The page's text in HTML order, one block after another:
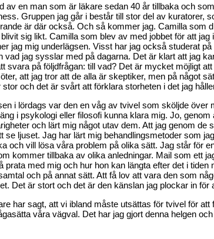
av en man som är läkare sedan 40 år tillbaka och
Gruppen jag går i består till stor del av kuratorer,
är där också. Och så kommer jag. Camilla som
sig likt. Camilla som blev av med jobbet för att
jag mig underlägsen. Visst har jag också studerat
vad jag sysslar med på dagarna. Det är klart att jag
svara på följdfrågan: till vad? Det är mycket möjligt
att jag tror att de alla är skeptiker, men på något
stor och det är svårt att förklara storheten i det jag
i lördags var den en våg av tvivel som sköljde över
i psykologi eller filosofi kunna klara mig. Jo,
och lärt mig något utav dem. Att jag genom de
se ljuset. Jag har lärt mig behandlingsmetoder som
och vill lösa våra problem på olika sätt. Jag står för
kommer tillbaka av olika anledningar. Mail som ett
prata med mig och hur hon kan längta efter det i tiden
och på annat sätt. Att få lov att vara den som
Det är stort och det är den känslan jag plockar in för
har sagt, att vi ibland måste utsättas för tvivel för att
våra vägval. Det har jag gjort denna helgen